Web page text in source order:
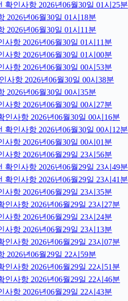
인사항 2026년06월30일 01시25분
2026년06월30일 01시18분
2026년06월30일 01시11분
항 2026년06월30일 01시11분
항 2026년06월30일 01시00분
항 2026년06월30일 00시53분
사항 2026년06월30일 00시38분
2026년06월30일 00시35분
항 2026년06월30일 00시27분
사항 2026년06월30일 00시16분
인사항 2026년06월30일 00시12분
항 2026년06월30일 00시01분
항 2026년06월29일 23시56분
인사항 2026년06월29일 23시49분
인사항 2026년06월29일 23시41분
항 2026년06월29일 23시35분
사항 2026년06월29일 23시27분
항 2026년06월29일 23시24분
항 2026년06월29일 23시13분
사항 2026년06월29일 23시07분
2026년06월29일 22시59분
사항 2026년06월29일 22시51분
사항 2026년06월29일 22시46분
항 2026년06월29일 22시43분